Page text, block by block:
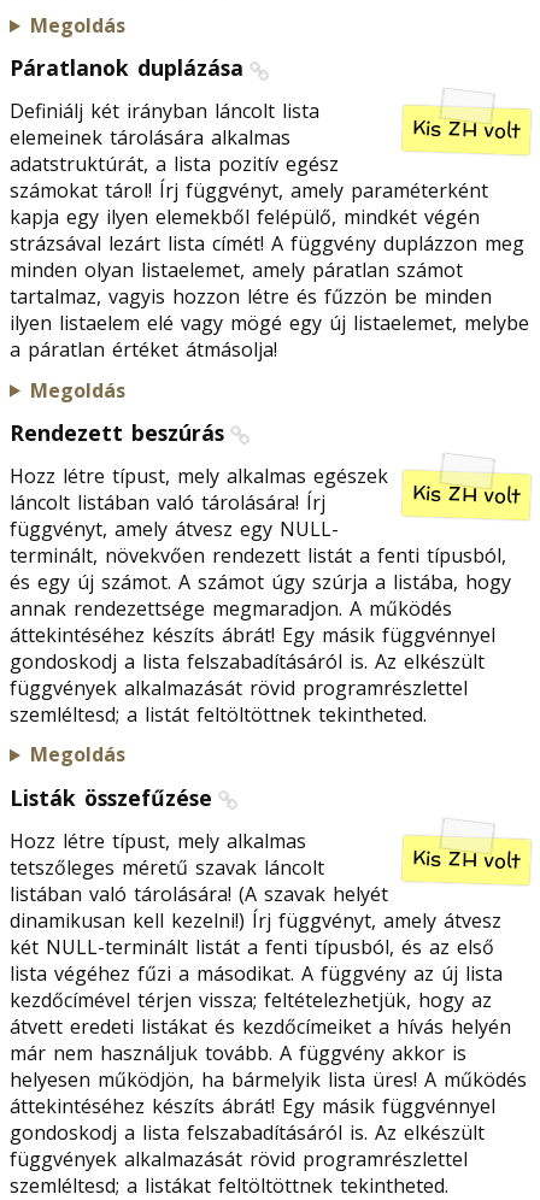
Megoldás
Páratlanok duplázása
Kis ZH volt
Definiálj két irányban láncolt lista
elemeinek tárolására alkalmas
adatstruktúrát, a lista pozitív egész
számokat tárol! Írj függvényt, amely paraméterként
kapja egy ilyen elemekből felépülő, mindkét végén
strázsával lezárt lista címét! A függvény duplázzon meg
minden olyan listaelemet, amely páratlan számot
tartalmaz, vagyis hozzon létre és fűzzön be minden
ilyen listaelem elé vagy mögé egy új listaelemet, melybe
a páratlan értéket átmásolja!
Megoldás
Rendezett beszúrás
Kis ZH volt
Hozz létre típust, mely alkalmas egészek
láncolt listában való tárolására! Írj
függvényt, amely átvesz egy NULL-
terminált, növekvően rendezett listát a fenti típusból,
és egy új számot. A számot úgy szúrja a listába, hogy
annak rendezettsége megmaradjon. A működés
áttekintéséhez készíts ábrát! Egy másik függvénnyel
gondoskodj a lista felszabadításáról is. Az elkészült
függvények alkalmazását rövid programrészlettel
szemléltesd; a listát feltöltöttnek tekintheted.
Megoldás
Listák összefűzése
Kis ZH volt
Hozz létre típust, mely alkalmas
tetszőleges méretű szavak láncolt
listában való tárolására! (A szavak helyét
dinamikusan kell kezelni!) Írj függvényt, amely átvesz
két NULL-terminált listát a fenti típusból, és az első
lista végéhez fűzi a másodikat. A függvény az új lista
kezdőcímével térjen vissza; feltételezhetjük, hogy az
átvett eredeti listákat és kezdőcímeiket a hívás helyén
már nem használjuk tovább. A függvény akkor is
helyesen működjön, ha bármelyik lista üres! A működés
áttekintéséhez készíts ábrát! Egy másik függvénnyel
gondoskodj a lista felszabadításáról is. Az elkészült
függvények alkalmazását rövid programrészlettel
szemléltesd; a listákat feltöltöttnek tekintheted.